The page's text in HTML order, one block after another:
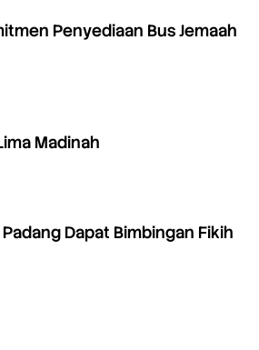
Penyediaan Bus Jemaah
Madinah
Dapat Bimbingan Fikih